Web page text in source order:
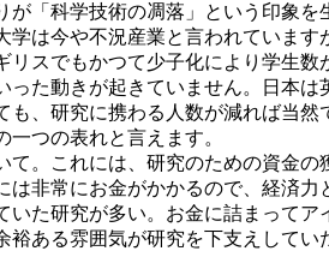
「科学技術の凋落」という印象を
は今や不況産業と言われていま
スでもかつて少子化により学生
った動きが起きていません。日本
、研究に携わる人数が減れば当
つの表れと言えます。
。これには、研究のための資金の
非常にお金がかかるので、経済
いた研究が多い。お金に詰まって
ある雰囲気が研究を下支えして